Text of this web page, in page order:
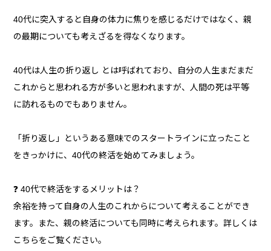
40代に突入すると自身の体力に焦りを感じるだけではなく、親
の最期についても考えざるを得なくなります。
40代は人生の折り返し とは呼ばれており、自分の人生まだまだ
これからと思われる方が多いと思われますが、人間の死は平等
に訪れるものでもありません。
「折り返し」というある意味でのスタートラインに立ったこと
をきっかけに、40代の終活を始めてみましょう。
❓ 40代で終活をするメリットは？
余裕を持って自身の人生のこれからについて考えることができ
ます。また、親の終活についても同時に考えられます。詳しくは
こちらをご覧ください。